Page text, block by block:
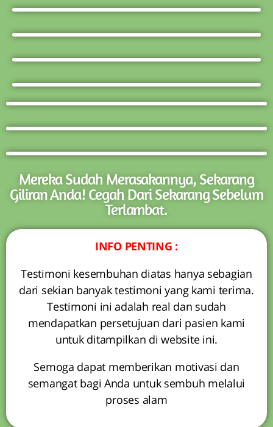
Mereka Sudah Merasakannya, Sekarang
Giliran Anda! Cegah Dari Sekarang Sebelum
Terlambat.
INFO PENTING :
Testimoni kesembuhan diatas hanya sebagian
dari sekian banyak testimoni yang kami terima.
Testimoni ini adalah real dan sudah
mendapatkan persetujuan dari pasien kami
untuk ditampilkan di website ini.
Semoga dapat memberikan motivasi dan
semangat bagi Anda untuk sembuh melalui
proses alam